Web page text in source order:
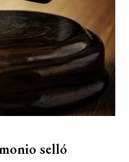
selló